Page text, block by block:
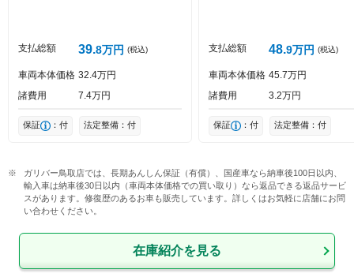
支払総額 39 8万円 (税込)
車両本体価格 32 4万円
諸費用
7 4万円
保証 ：付 法定整備：付
支払総額 48 9万円 (税込)
車両本体価格 45 7万円
諸費用
3 2万円
保証 ：付 法定整備：付
ガリバー鳥取店では、長期あんしん保証（有償）、国産車なら納車後100日以内、
輸入車は納車後30日以内（車両本体価格での買い取り）なら返品できる返品サービ
スがあります。修復歴のあるお車も販売しています。詳しくはお気軽に店舗にお問
い合わせください。
在庫紹介を見る